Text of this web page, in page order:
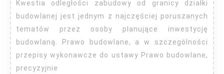
granicy
działki?
Kwestia odległości zabudowy od granicy działki
budowlanej jest jednym z najczęściej poruszanych
tematów przez osoby planujące inwestycję
budowlaną. Prawo budowlane, a w szczególności
przepisy wykonawcze do ustawy Prawo budowlane,
precyzyjnie